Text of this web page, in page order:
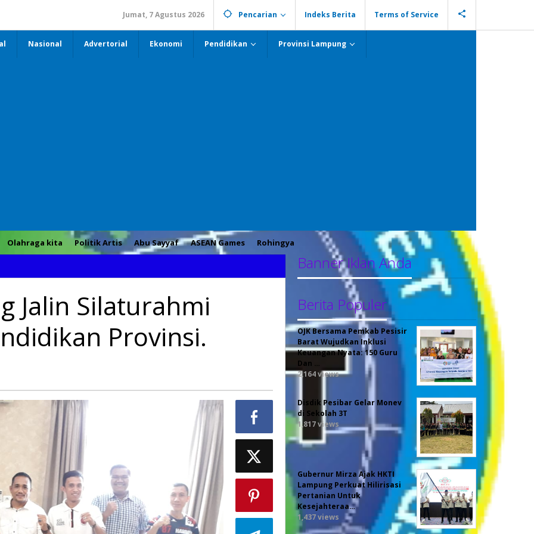
Jumat, 7 Agustus 2026 Pencarian Indeks Berita Terms of Service
Nasional Advertorial Ekonomi Pendidikan Provinsi Lampung
Olahraga kita Politik Artis Abu Sayyaf ASEAN Games Rohingya
Jalin Silaturahmi
Provinsi.
Banner Iklan Anda
Berita Populer
OJK Bersama Pemkab Pesisir
Barat Wujudkan Inklusi
Keuangan Nyata: 150 Guru
Dan …
2,164 views
Disdik Pesibar Gelar Monev
di Sekolah 3T
1,817 views
Gubernur Mirza Ajak HKTI
Lampung Perkuat Hilirisasi
Pertanian Untuk
Kesejahteraa…
1,437 views